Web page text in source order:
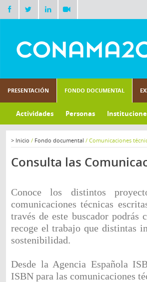
PRESENTACIÓN FONDO DOCUMENTAL
Actividades Personas
> Inicio / Fondo documental / Comunicaciones
Consulta las
Conoce los distintos
comunicaciones técnicas
través de este buscador
recoge el trabajo que distintas
sostenibilidad.
Desde la Agencia Española
ISBN para las comunicaciones